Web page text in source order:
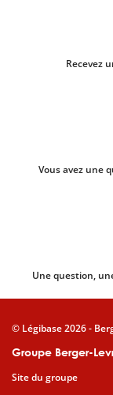
Recevez
Vous avez une
Une question,
Groupe Berger-
Site du groupe
© Légibase 2026 -